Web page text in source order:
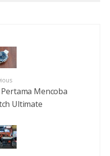
Mencoba
Ultimate